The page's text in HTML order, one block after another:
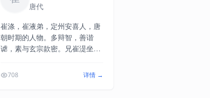
接触西方文化。光绪十四年
（1888年），康有为再一次到北
京参加顺天乡试，借机第一次上
书光绪帝请求变法，受阻未上
达。光绪十七年（1891年）后在
《马关条约》签订，联合1300多
唐代
崔涤，崔液弟，定州安喜人，唐
朝时期的人物。多辩智，善谐
谑，素与玄宗款密。兄崔湜坐太
厚，用为秘书监。出入禁中，与
708 详情 →